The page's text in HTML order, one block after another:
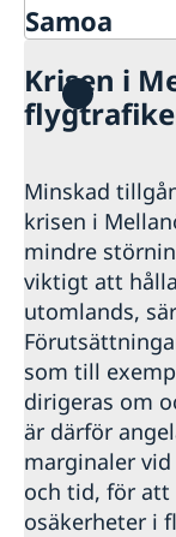
Samoa
Hjälp till
Rösta i Samoa
Akut hjälp
Pass utomlands
Aktuella
Allmänna
Terrorism
In- och
Hälso- och
Lokala lagar
Kriminalitet och
Trafiksäkerhet
Övriga
Resa i landet
Krisen i
Minskad
krisen i
mindre
viktigt att
utomlands,
som till
dirigeras om
är därför
marginaler
och tid, för att
osäkerheter i